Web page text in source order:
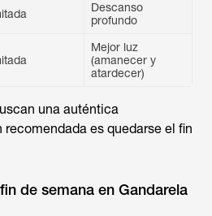
Descanso
Mejor luz
(amanecer y
atardecer)
una auténtica
es quedarse el fin
de semana en Gandarela